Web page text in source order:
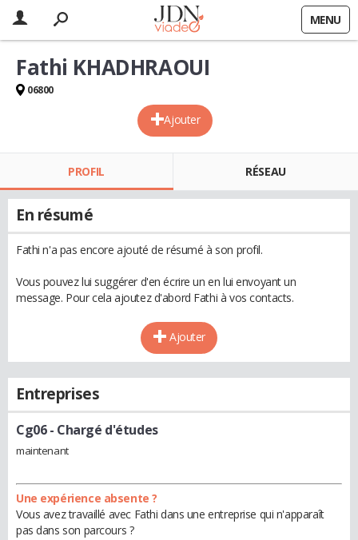
MENU
Ajouter
Fathi KHADHRAOUI
06800
PROFIL RÉSEAU
En résumé
Fathi n'a pas encore ajouté de résumé à son profil.
Vous pouvez lui suggérer d'en écrire un en lui envoyant un
message. Pour cela ajoutez d'abord Fathi à vos contacts.
Ajouter
Entreprises
Cg06- Chargé d'études
maintenant
Une expérience absente ?
Vous avez travaillé avec Fathi dans une entreprise qui n'apparaît
pas dans son parcours ?